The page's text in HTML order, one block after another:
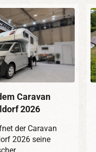
Caravan
2026
der Caravan
2026 seine